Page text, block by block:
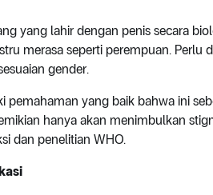
yang lahir dengan penis secara
merasa seperti perempuan.
gender.
pemahaman yang baik bahwa ini
hanya akan menimbulkan
dan penelitian WHO.